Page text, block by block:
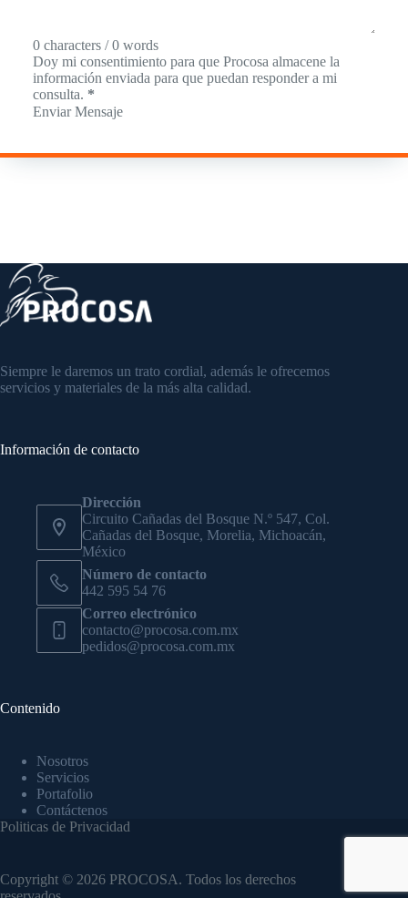
0 characters / 0 words
Doy mi consentimiento para que Procosa almacene la
información enviada para que puedan responder a mi
consulta. *
Enviar Mensaje
Siempre le daremos un trato cordial, además le ofrecemos
servicios y materiales de la más alta calidad.
Información de contacto
Dirección
Circuito Cañadas del Bosque N.º 547, Col.
Cañadas del Bosque, Morelia, Michoacán,
México
Número de contacto
442 595 54 76
Correo electrónico
contacto@procosa.com.mx
pedidos@procosa.com.mx
Contenido
Nosotros
Servicios
Portafolio
Contáctenos
Politicas de Privacidad
Copyright © 2026 PROCOSA. Todos los derechos